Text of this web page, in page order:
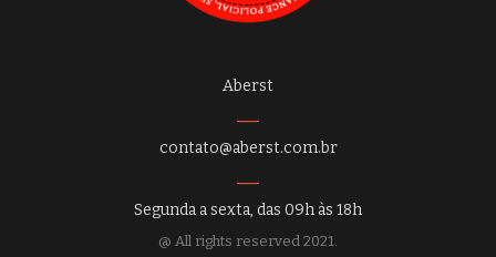
Aberst
contato@aberst.com.br
Segunda a sexta, das 09h às 18h
@ All rights reserved 2021.